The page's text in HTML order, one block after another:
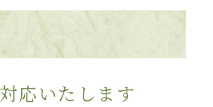
応いたします